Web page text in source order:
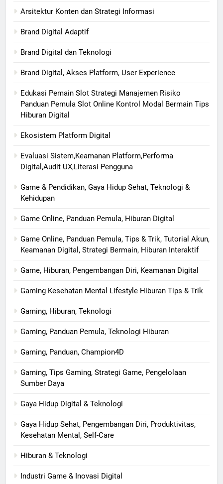
Arsitektur Konten dan Strategi Informasi
Brand Digital Adaptif
Brand Digital dan Teknologi
Brand Digital, Akses Platform, User Experience
Edukasi Pemain Slot Strategi Manajemen Risiko
Panduan Pemula Slot Online Kontrol Modal Bermain Tips
Hiburan Digital
Ekosistem Platform Digital
Evaluasi Sistem,Keamanan Platform,Performa
Digital,Audit UX,Literasi Pengguna
Game & Pendidikan, Gaya Hidup Sehat, Teknologi &
Kehidupan
Game Online, Panduan Pemula, Hiburan Digital
Game Online, Panduan Pemula, Tips & Trik, Tutorial Akun,
Keamanan Digital, Strategi Bermain, Hiburan Interaktif
Game, Hiburan, Pengembangan Diri, Keamanan Digital
Gaming Kesehatan Mental Lifestyle Hiburan Tips & Trik
Gaming, Hiburan, Teknologi
Gaming, Panduan Pemula, Teknologi Hiburan
Gaming, Panduan, Champion4D
Gaming, Tips Gaming, Strategi Game, Pengelolaan
Sumber Daya
Gaya Hidup Digital & Teknologi
Gaya Hidup Sehat, Pengembangan Diri, Produktivitas,
Kesehatan Mental, Self-Care
Hiburan & Teknologi
Industri Game & Inovasi Digital